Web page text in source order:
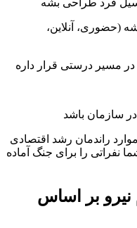
فرد طراحی بشه
(حضوری، آنلاین،
در مسیر درستی قرار داره
سازمان باشد
راندمان رشد اقتصادی
نفراتی را برای جنگ آماده
بر اساس